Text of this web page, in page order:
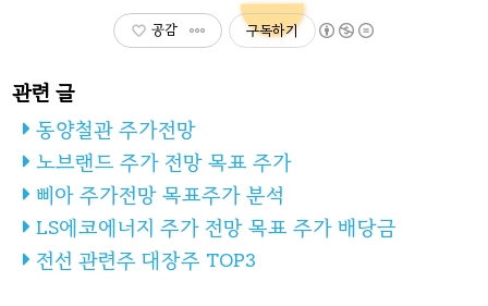
공감 구독하기
동양철관 주가전망
노브랜드 주가 전망 목표 주가
삐아 주가전망 목표주가 분석
LS에코에너지 주가 전망 목표 주가 배당금
전선 관련주 대장주 TOP3